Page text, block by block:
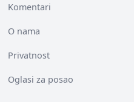
Komentari
O nama
Privatnost
Oglasi za posao